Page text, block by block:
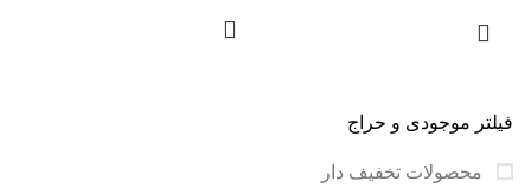
فیلتر موجودی و حراج
محصولات تخفیف دار